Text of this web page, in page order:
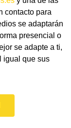
contacto para
se adaptarán
presencial o
se adapte a ti,
igual que sus